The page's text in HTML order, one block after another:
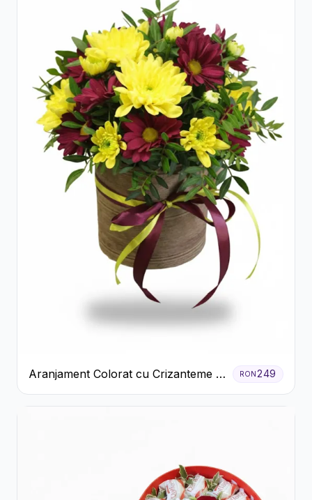
Aranjament Colorat cu Crizanteme în
Cutie Rustică
RON249